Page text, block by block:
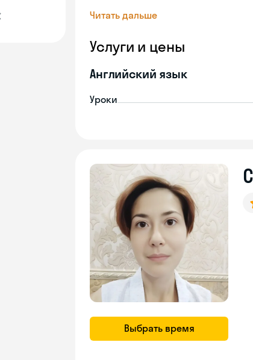
Читать дальше
Услуги и цены
Английский язык
Уроки
Выбрать время